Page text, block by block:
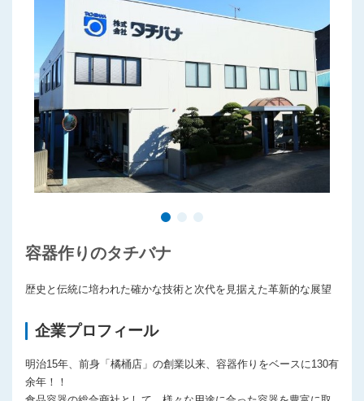
容器作りのタチバナ
歴史と伝統に培われた確かな技術と次代を見据えた革新的な展望
企業プロフィール
明治15年、前身「橘桶店」の創業以来、容器作りをベースに130有
余年！！